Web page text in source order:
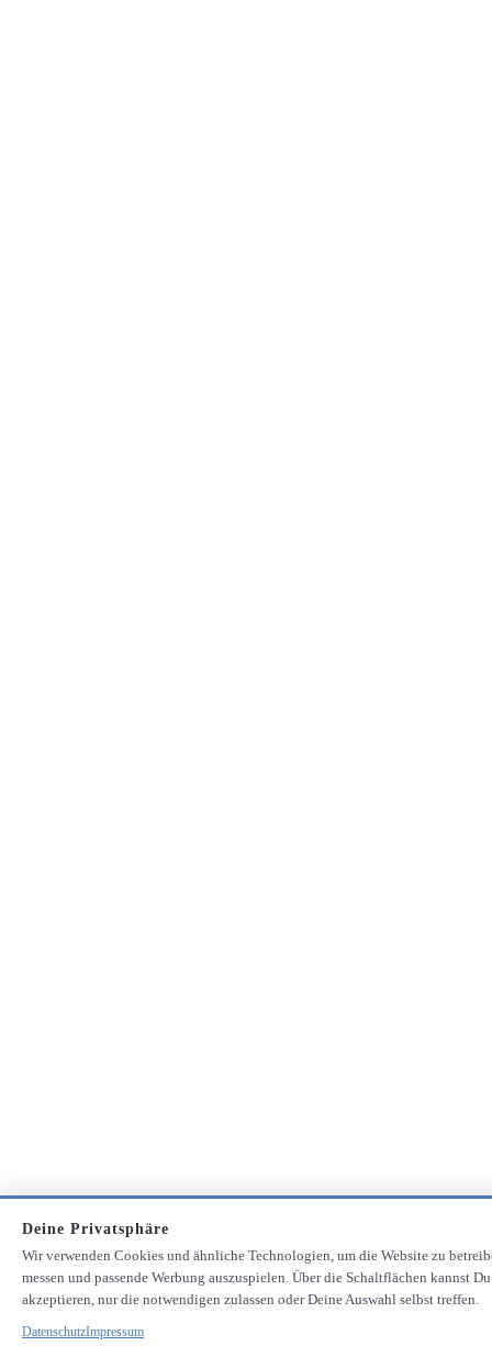
Deine Privatsphäre
Wir verwenden Cookies und ähnliche Technologien, um die Website zu
messen und passende Werbung auszuspielen. Über die Schaltflächen kannst
akzeptieren, nur die notwendigen zulassen oder Deine Auswahl selbst treffen.
DatenschutzImpressum